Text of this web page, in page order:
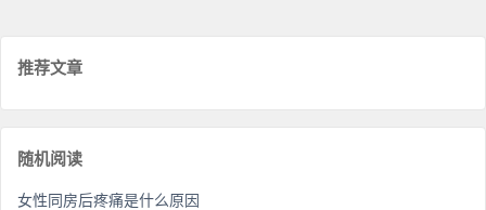
推荐文章
随机阅读
女性同房后疼痛是什么原因